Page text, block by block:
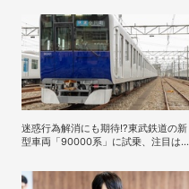
迷惑行為解消にも期待!?東武鉄道の新
型車両「90000系」に試乗、注目は逆